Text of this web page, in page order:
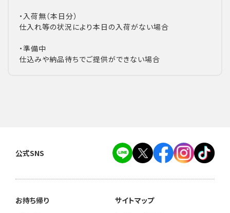
・入荷無（本日分）
仕入れ等の状況により本日の入荷がない場合
・準備中
仕込みや納品待ちでご提供ができない場合
公式SNS
お持ち帰り
サイトマップ